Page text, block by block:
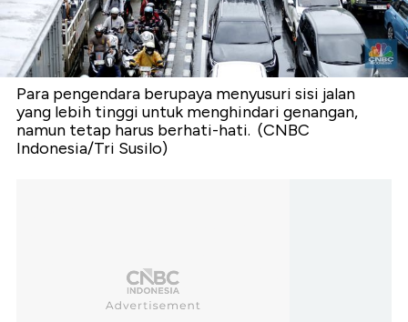
Para pengendara berupaya menyusuri sisi jalan
yang lebih tinggi untuk menghindari genangan,
namun tetap harus berhati-hati. (CNBC
Indonesia/Tri Susilo)